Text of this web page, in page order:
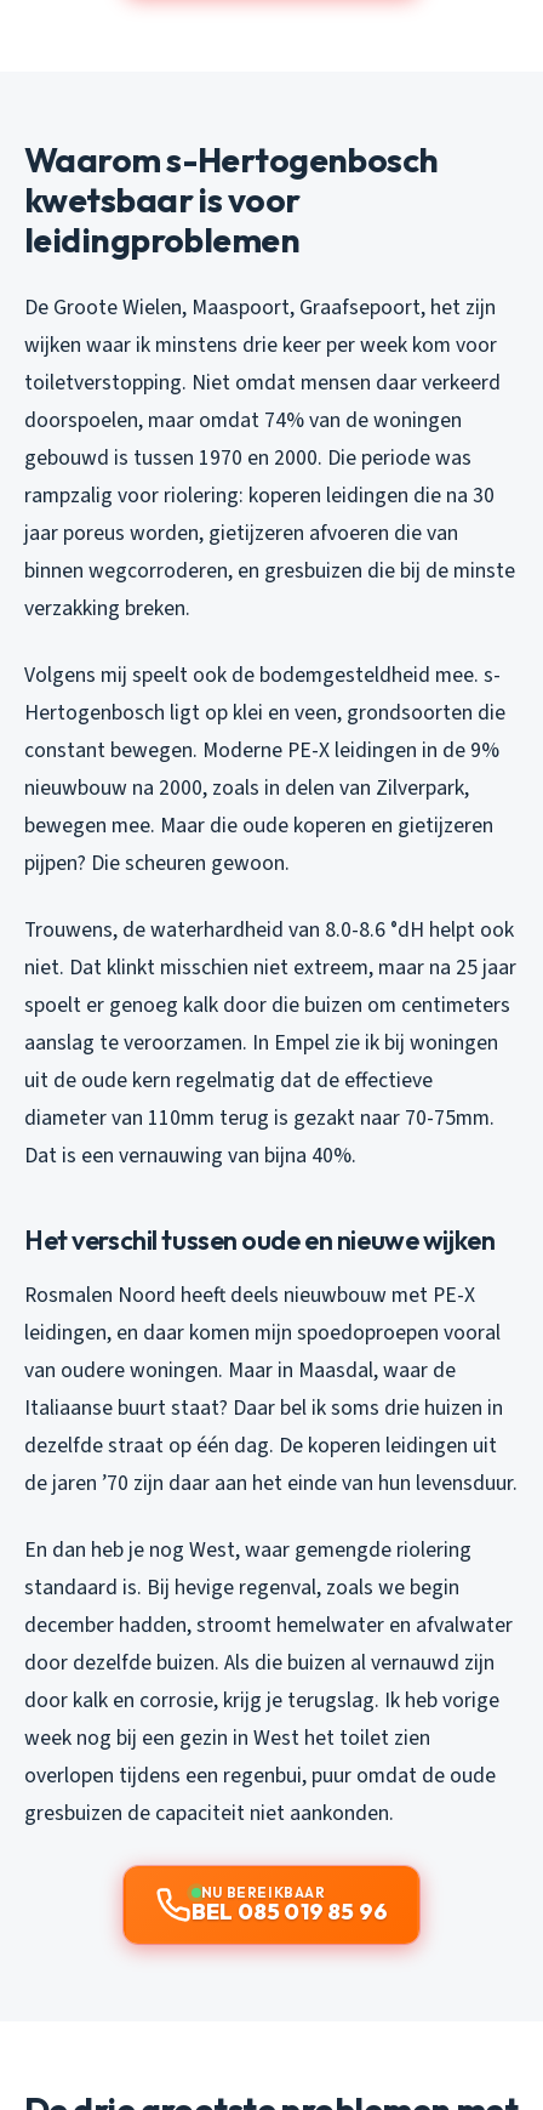
Waarom s-Hertogenbosch
kwetsbaar is voor
leidingproblemen
De Groote Wielen, Maaspoort, Graafsepoort, het zijn
wijken waar ik minstens drie keer per week kom voor
toiletverstopping. Niet omdat mensen daar verkeerd
doorspoelen, maar omdat 74% van de woningen
gebouwd is tussen 1970 en 2000. Die periode was
rampzalig voor riolering: koperen leidingen die na 30
jaar poreus worden, gietijzeren afvoeren die van
binnen wegcorroderen, en gresbuizen die bij de minste
verzakking breken.
Volgens mij speelt ook de bodemgesteldheid mee. s-
Hertogenbosch ligt op klei en veen, grondsoorten die
constant bewegen. Moderne PE-X leidingen in de 9%
nieuwbouw na 2000, zoals in delen van Zilverpark,
bewegen mee. Maar die oude koperen en gietijzeren
pijpen? Die scheuren gewoon.
Trouwens, de waterhardheid van 8.0-8.6 °dH helpt ook
niet. Dat klinkt misschien niet extreem, maar na 25 jaar
spoelt er genoeg kalk door die buizen om centimeters
aanslag te veroorzamen. In Empel zie ik bij woningen
uit de oude kern regelmatig dat de effectieve
diameter van 110mm terug is gezakt naar 70-75mm.
Dat is een vernauwing van bijna 40%.
Het verschil tussen oude en nieuwe wijken
Rosmalen Noord heeft deels nieuwbouw met PE-X
leidingen, en daar komen mijn spoedoproepen vooral
van oudere woningen. Maar in Maasdal, waar de
Italiaanse buurt staat? Daar bel ik soms drie huizen in
dezelfde straat op één dag. De koperen leidingen uit
de jaren ’70 zijn daar aan het einde van hun levensduur.
En dan heb je nog West, waar gemengde riolering
standaard is. Bij hevige regenval, zoals we begin
december hadden, stroomt hemelwater en afvalwater
door dezelfde buizen. Als die buizen al vernauwd zijn
door kalk en corrosie, krijg je terugslag. Ik heb vorige
week nog bij een gezin in West het toilet zien
overlopen tijdens een regenbui, puur omdat de oude
gresbuizen de capaciteit niet aankonden.
NU BEREIKBAAR
BEL 085 019 85 96